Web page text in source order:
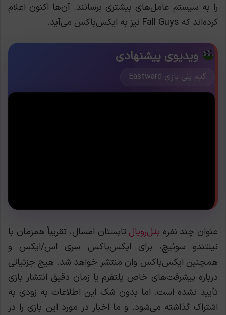
را به سیستم عامل‌های بیشتری برسانند. آن‌ها اکنون اعلام
کرده‌اند که Fall Guys نیز به ایکس‌باکس می‌آید.
ویدیوی پیشنهادی
گیم پلی بازی Eastward
عنوان چند نفره بتل‌رویال تابستان امسال، تقریباً همزمان با
نینتندو سوئیچ، برای ایکس‌باکس سری اس/ایکس و
همچنین ایکس‌باکس وان منتشر خواهد شد. هیچ جزئیاتی
درباره پیشرفت‌های خاص پلتفرم یا زمان دقیق انتشار بازی
تأیید نشده است. اما بدون شک این اطلاعات به زودی به
اشتراک گذاشته می‌شود. و ما اخبار در مورد این بازی را در